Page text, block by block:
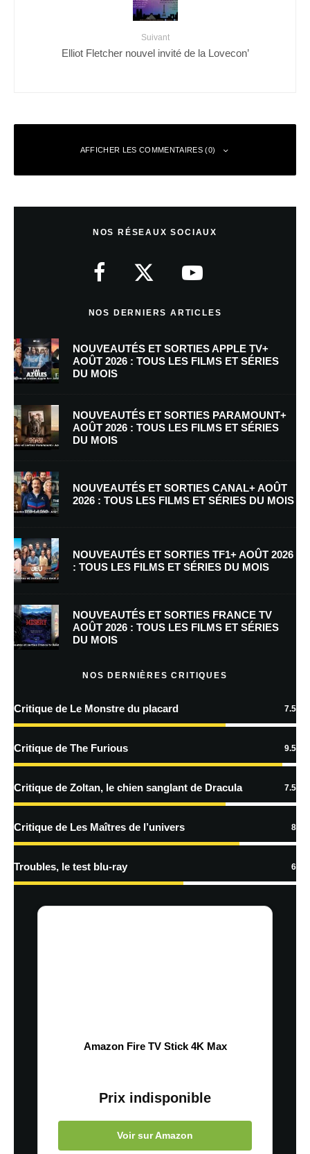
Suivant
Elliot Fletcher nouvel invité de la Lovecon’
AFFICHER LES COMMENTAIRES (0)
E-mail*
Enregistrer mon nom, mon e-mail et mon site dans le navigateur pour
Prévenez-moi de tous les nouveaux commentaires par e-mail.
En savoir
traitées
NOS RÉSEAUX SOCIAUX
NOS DERNIERS ARTICLES
NOUVEAUTÉS ET SORTIES APPLE TV+
AOÛT 2026 : TOUS LES FILMS ET SÉRIES
DU MOIS
NOUVEAUTÉS ET SORTIES PARAMOUNT+
AOÛT 2026 : TOUS LES FILMS ET SÉRIES
DU MOIS
NOUVEAUTÉS ET SORTIES CANAL+ AOÛT
2026 : TOUS LES FILMS ET SÉRIES DU MOIS
NOUVEAUTÉS ET SORTIES TF1+ AOÛT 2026
: TOUS LES FILMS ET SÉRIES DU MOIS
NOUVEAUTÉS ET SORTIES FRANCE TV
AOÛT 2026 : TOUS LES FILMS ET SÉRIES
DU MOIS
NOS DERNIÈRES CRITIQUES
Critique de Le Monstre du placard 7.5
Critique de The Furious 9.5
Critique de Zoltan, le chien sanglant de Dracula 7.5
Critique de Les Maîtres de l’univers 8
Troubles, le test blu-ray 6
Amazon Fire TV Stick 4K Max
Prix indisponible
Voir sur Amazon